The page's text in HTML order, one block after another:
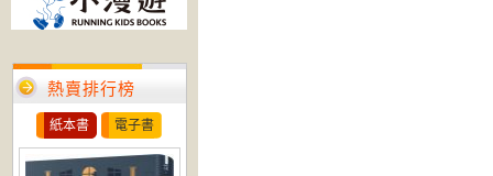
熱賣排行榜
紙本書 電子書